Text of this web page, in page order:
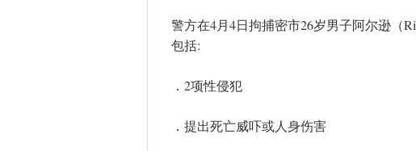
警方在4月4日拘捕密市26岁男子阿尔逊（
包括:
．2项性侵犯
．提出死亡威吓或人身伤害